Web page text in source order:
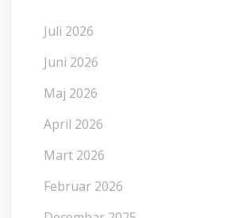
Juli 2026
Juni 2026
Maj 2026
April 2026
Mart 2026
Februar 2026